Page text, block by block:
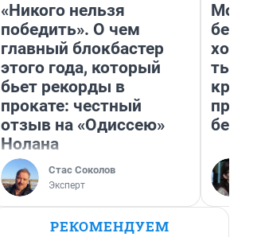
«Никого нельзя
победить». О чем
главный блокбастер
этого года, который
бьет рекорды в
прокате: честный
отзыв на «Одиссею»
Нолана
Стас Соколов
Эксперт
Мой
РЕКОМЕНДУЕМ